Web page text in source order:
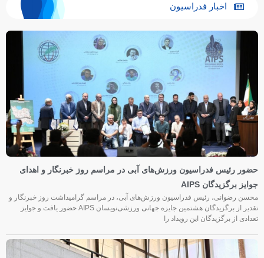
اخبار فدراسیون
حضور رئیس فدراسیون ورزش‌های آبی در مراسم روز خبرنگار و اهدای
جوایز برگزیدگان AIPS
محسن رضوانی، رئیس فدراسیون ورزش‌های آبی، در مراسم گرامیداشت روز خبرنگار و
تقدیر از برگزیدگان هشتمین جایزه جهانی ورزشی‌نویسان AIPS حضور یافت و جوایز
تعدادی از برگزیدگان این رویداد را